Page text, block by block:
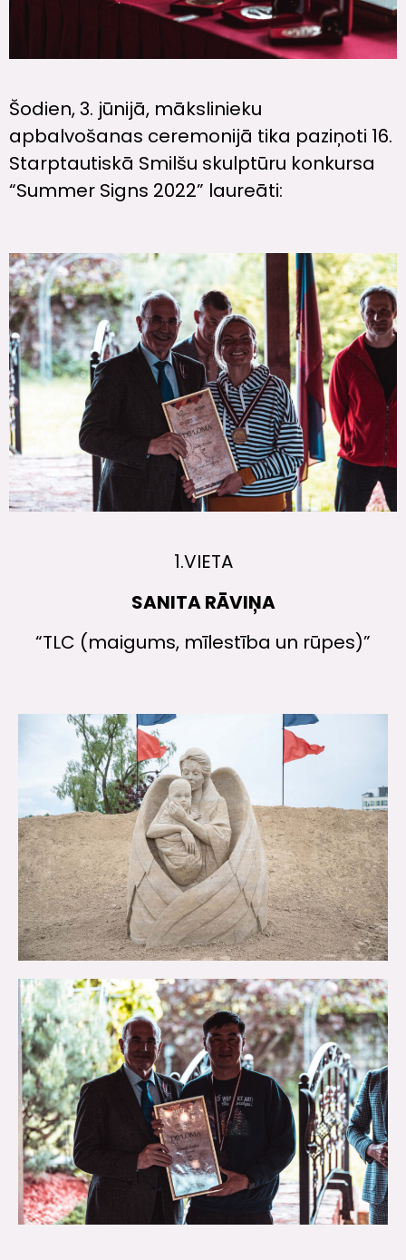
Šodien, 3. jūnijā, mākslinieku
apbalvošanas ceremonijā tika paziņoti 16.
Starptautiskā Smilšu skulptūru konkursa
“Summer Signs 2022” laureāti:
1.VIETA
SANITA RĀVIŅA
“TLC (maigums, mīlestība un rūpes)”